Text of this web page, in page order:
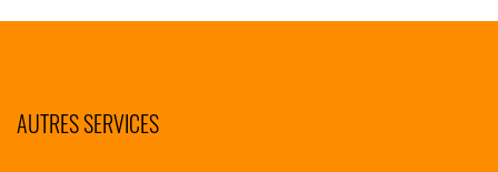
AUTRES SERVICES